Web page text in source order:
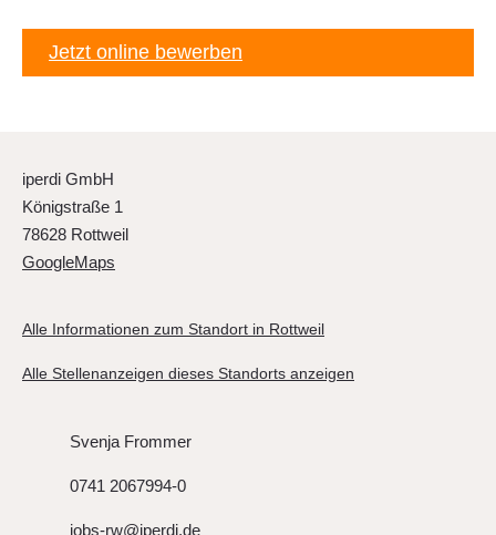
Jetzt online bewerben
iperdi GmbH
Königstraße 1
78628 Rottweil
GoogleMaps
Alle Informationen zum Standort in Rottweil
Alle Stellenanzeigen dieses Standorts anzeigen
Svenja Frommer
0741 2067994-0
jobs-rw@iperdi.de